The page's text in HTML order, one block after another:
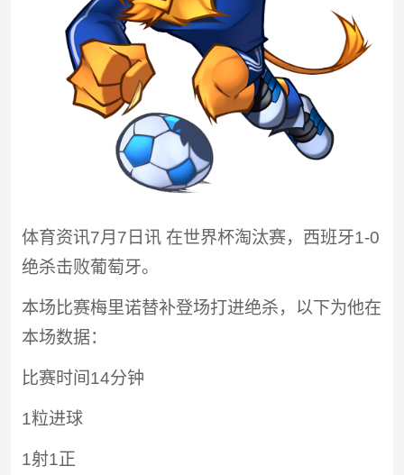
体育资讯7月7日讯 在世界杯淘汰赛，西班牙1-0
绝杀击败葡萄牙。
本场比赛梅里诺替补登场打进绝杀，以下为他在
本场数据：
比赛时间14分钟
1粒进球
1射1正